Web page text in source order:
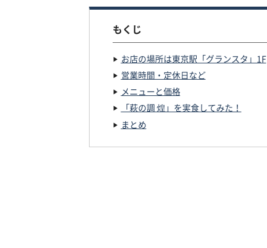
もくじ
お店の場所は東京駅「グランスタ」1F
営業時間・定休日など
メニューと価格
「萩の調 煌」を実食してみた！
まとめ